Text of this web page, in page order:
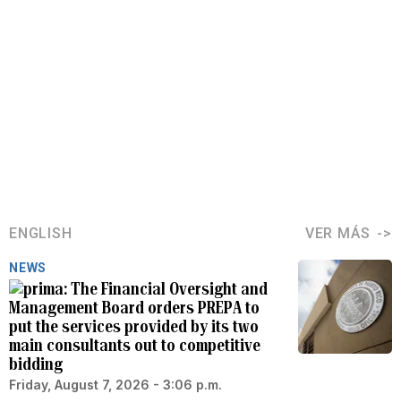
ENGLISH VER MÁS
NEWS
The Financial Oversight and
Management Board orders PREPA to
put the services provided by its two
main consultants out to competitive
bidding
Friday, August 7, 2026 - 3:06 p.m.